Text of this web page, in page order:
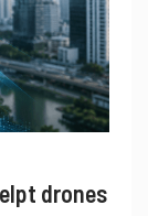
drones